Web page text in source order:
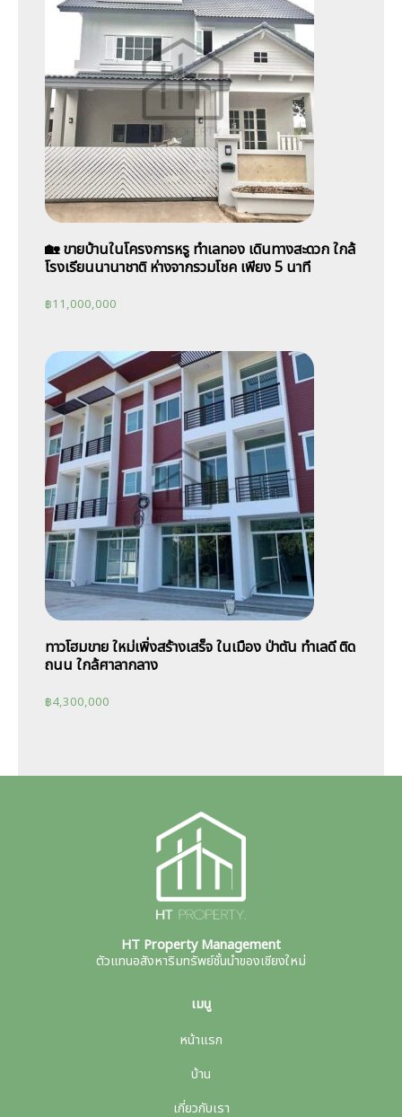
🏡 ขายบ้านในโครงการหรู ทำเลทอง เดินทางสะดวก ใกล้
โรงเรียนนานาชาติ ห่างจากรวมโชค เพียง 5 นาที
฿11,000,000
ทาวโฮมขาย ใหม่เพิ่งสร้างเสร็จ ในเมือง ป่าตัน ทำเลดี ติด
ถนน ใกล้ศาลากลาง
฿4,300,000
HT Property Management
ตัวแทนอสังหาริมทรัพย์ชั้นนำของเชียงใหม่
เมนู
หน้าแรก
บ้าน
เกี่ยวกับเรา